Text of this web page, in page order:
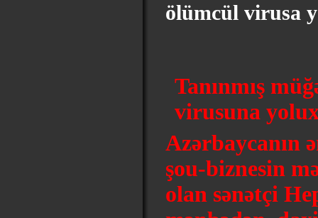
ölümcül virusa
Tanınmış
virusuna
Azərbaycanın
şou-biznesin
olan sənətçi